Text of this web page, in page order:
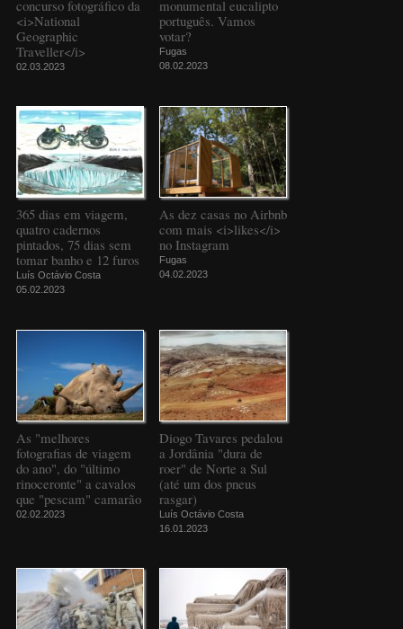
concurso fotográfico da
<i>National
Geographic
Traveller</i>
02.03.2023
monumental eucalipto
português. Vamos
votar?
Fugas
08.02.2023
365 dias em viagem,
quatro cadernos
pintados, 75 dias sem
tomar banho e 12 furos
Luís Octávio Costa
05.02.2023
As dez casas no Airbnb
com mais <i>likes</i>
no Instagram
Fugas
04.02.2023
As "melhores
fotografias de viagem
do ano", do "último
rinoceronte" a cavalos
que "pescam" camarão
02.02.2023
Diogo Tavares pedalou
a Jordânia "dura de
roer" de Norte a Sul
(até um dos pneus
rasgar)
Luís Octávio Costa
16.01.2023